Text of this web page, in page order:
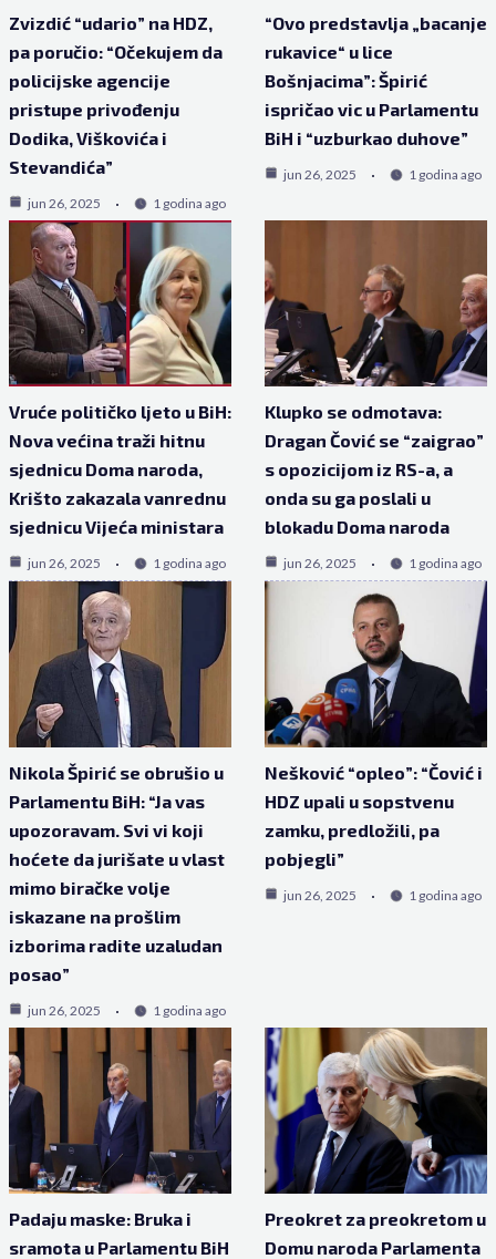
Zvizdić “udario” na HDZ,
pa poručio: “Očekujem da
policijske agencije
pristupe privođenju
Dodika, Viškovića i
Stevandića”
jun 26, 2025 1 godina ago
“Ovo predstavlja „bacanje
rukavice“ u lice
Bošnjacima”: Špirić
ispričao vic u Parlamentu
BiH i “uzburkao duhove”
jun 26, 2025 1 godina ago
Vruće političko ljeto u BiH:
Nova većina traži hitnu
sjednicu Doma naroda,
Krišto zakazala vanrednu
sjednicu Vijeća ministara
jun 26, 2025 1 godina ago
Klupko se odmotava:
Dragan Čović se “zaigrao”
s opozicijom iz RS-a, a
onda su ga poslali u
blokadu Doma naroda
jun 26, 2025 1 godina ago
Nikola Špirić se obrušio u
Parlamentu BiH: “Ja vas
upozoravam. Svi vi koji
hoćete da jurišate u vlast
mimo biračke volje
iskazane na prošlim
izborima radite uzaludan
posao”
jun 26, 2025 1 godina ago
Nešković “opleo”: “Čović i
HDZ upali u sopstvenu
zamku, predložili, pa
pobjegli”
jun 26, 2025 1 godina ago
Padaju maske: Bruka i
sramota u Parlamentu BiH
Preokret za preokretom u
Domu naroda Parlamenta